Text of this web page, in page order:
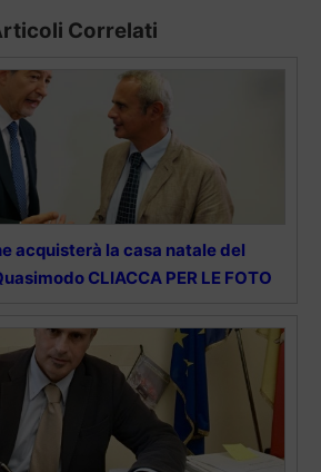
Correlati
acquisterà la casa natale del
CLIACCA PER LE FOTO